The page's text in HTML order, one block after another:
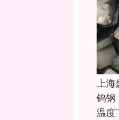
上海
钨钢
温度